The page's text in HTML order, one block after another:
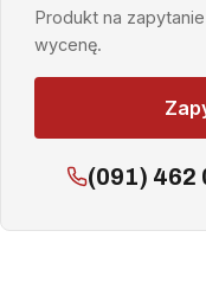
Produkt na
wycenę.
(091) 462